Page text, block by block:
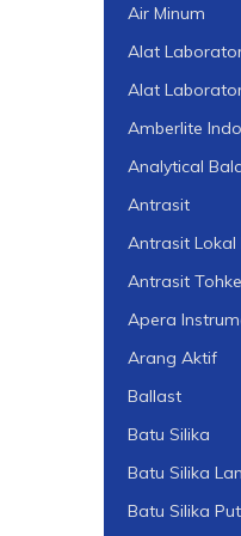
Air Minum
Alat
Alat
Amberlite
Analytical
Antrasit
Antrasit
Antrasit
Apera
Arang Aktif
Ballast
Batu Silika
Batu Silika
Batu Silika